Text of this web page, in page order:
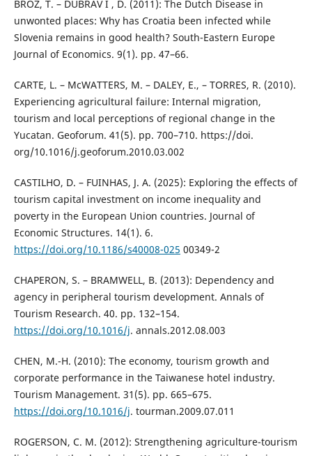
BROZ, T. – DUBRAV I , D. (2011): The Dutch Disease in
unwonted places: Why has Croatia been infected while
Slovenia remains in good health? South-Eastern Europe
Journal of Economics. 9(1). pp. 47–66.
CARTE, L. – McWATTERS, M. – DALEY, E., – TORRES, R. (2010).
Experiencing agricultural failure: Internal migration,
tourism and local perceptions of regional change in the
Yucatan. Geoforum. 41(5). pp. 700–710. https://doi.
org/10.1016/j.geoforum.2010.03.002
CASTILHO, D. – FUINHAS, J. A. (2025): Exploring the effects of
tourism capital investment on income inequality and
poverty in the European Union countries. Journal of
Economic Structures. 14(1). 6.
https://doi.org/10.1186/s40008-025 00349-2
CHAPERON, S. – BRAMWELL, B. (2013): Dependency and
agency in peripheral tourism development. Annals of
Tourism Research. 40. pp. 132–154.
https://doi.org/10.1016/j. annals.2012.08.003
CHEN, M.-H. (2010): The economy, tourism growth and
corporate performance in the Taiwanese hotel industry.
Tourism Management. 31(5). pp. 665–675.
https://doi.org/10.1016/j. tourman.2009.07.011
ROGERSON, C. M. (2012): Strengthening agriculture-tourism